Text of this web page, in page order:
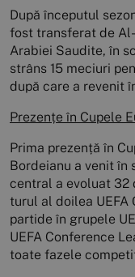
După începutul
fost transferat de
Arabiei Saudite, în
strâns 15 meciuri
după care a revenit
Prezențe în Cupele
Prima prezență în
Bordeianu a venit în
central a evoluat 32
turul al doilea UEFA
partide în grupele
UEFA Conference
toate fazele